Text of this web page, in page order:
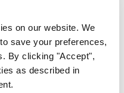
on our website. We
save your preferences,
By clicking "Accept",
as described in